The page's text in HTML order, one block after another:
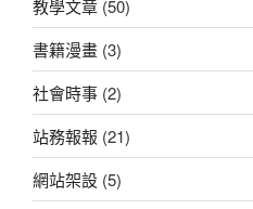
教學文章 (50)
書籍漫畫 (3)
社會時事 (2)
站務報報 (21)
網站架設 (5)